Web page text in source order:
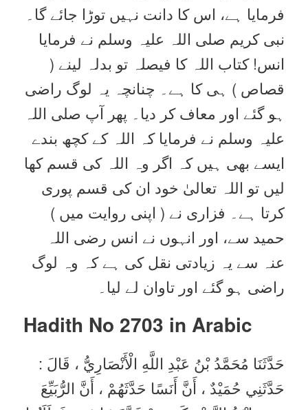
فرمایا ہے، اس کا دانت نہیں توڑا جائے گا۔
نبی کریم صلی اللہ علیہ وسلم نے فرمایا
انس! کتاب اللہ کا فیصلہ تو بدلہ لینے (
قصاص ) ہی کا ہے۔ چنانچہ یہ لوگ راضی
ہو گئے اور معاف کر دیا۔ پھر آپ صلی اللہ
علیہ وسلم نے فرمایا کہ اللہ کے کچھ بندے
ایسے بھی ہیں کہ اگر وہ اللہ کی قسم کھا
لیں تو اللہ تعالیٰ خود ان کی قسم پوری
کرتا ہے۔ فزاری نے ( اپنی روایت میں )
حمید سے، اور انہوں نے انس رضی اللہ
عنہ سے یہ زیادتی نقل کی ہے کہ وہ لوگ
راضی ہو گئے اور تاوان لے لیا۔
Hadith No 2703 in Arabic
حَدَّثَنَا مُحَمَّدُ بْنُ عَبْدِ اللَّهِ الْأَنْصَارِيُّ ، قَالَ :
حَدَّثَنِي حُمَيْدٌ ، أَنَّ أَنَسًا حَدَّثَهُمْ ، أَنَّ الرُّبَيِّعَ